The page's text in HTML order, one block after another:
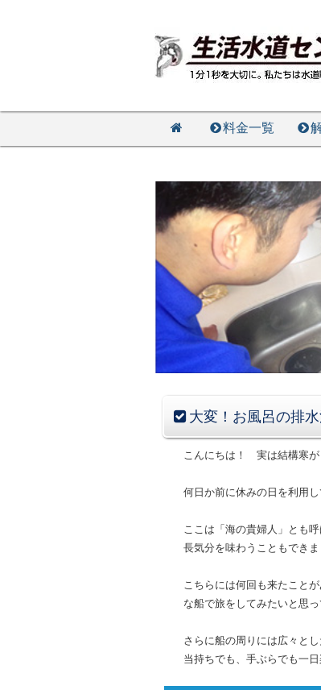
料金一覧
大変！お風呂の排
こんにちは！ 実は結構寒が
何日か前に休みの日を利用
ここは「海の貴婦人」とも
長気分を味わうこともできま
こちらには何回も来たこと
な船で旅をしてみたいと思
さらに船の周りには広々と
当持ちでも、手ぶらでも一